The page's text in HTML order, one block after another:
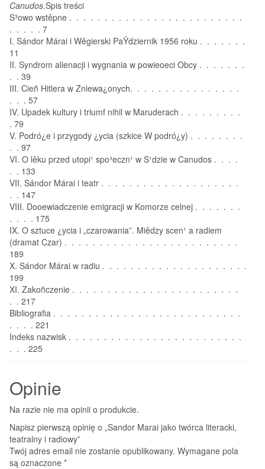
Canudos.Spis treści
S³owo wstêpne . . . . . . . . . . . . . . . . . . . . . . . . .
. . . . . 7
I. Sándor Márai i Wêgierski PaŸdziernik 1956 roku . . . . . . .
11
II. Syndrom alienacji i wygnania w powieoeci Obcy . . . . . . .
. . 39
III. Cieñ Hitlera w Zniewa¿onych. . . . . . . . . . . . . . . .
. . . 57
IV. Upadek kultury i triumf nihil w Maruderach . . . . . . . . .
. 79
V. Podró¿e i przygody ¿ycia (szkice W podró¿y) . . . . . . . .
. . 97
VI. O lêku przed utopi¹ spo³eczn¹ w S¹dzie w Canudos . . . .
. . 133
VII. Sándor Márai i teatr . . . . . . . . . . . . . . . . . . . .
. . 147
VIII. Dooewiadczenie emigracji w Komorze celnej . . . . . . .
. . . . 175
IX. O sztuce ¿ycia i „czarowania”. Miêdzy scen¹ a radiem
(dramat Czar) . . . . . . . . . . . . . . . . . . . . . . . . .
189
X. Sándor Márai w radiu . . . . . . . . . . . . . . . . . . . . .
199
XI. Zakoñczenie . . . . . . . . . . . . . . . . . . . . . . . .
. . 217
Bibliografia . . . . . . . . . . . . . . . . . . . . . . . . . . .
. . . . 221
Indeks nazwisk . . . . . . . . . . . . . . . . . . . . . . . . .
. . . 225
Opinie
Na razie nie ma opinii o produkcie.
Napisz pierwszą opinię o „Sandor Marai jako twórca literacki,
teatralny i radiowy”
Twój adres email nie zostanie opublikowany. Wymagane pola
są oznaczone *